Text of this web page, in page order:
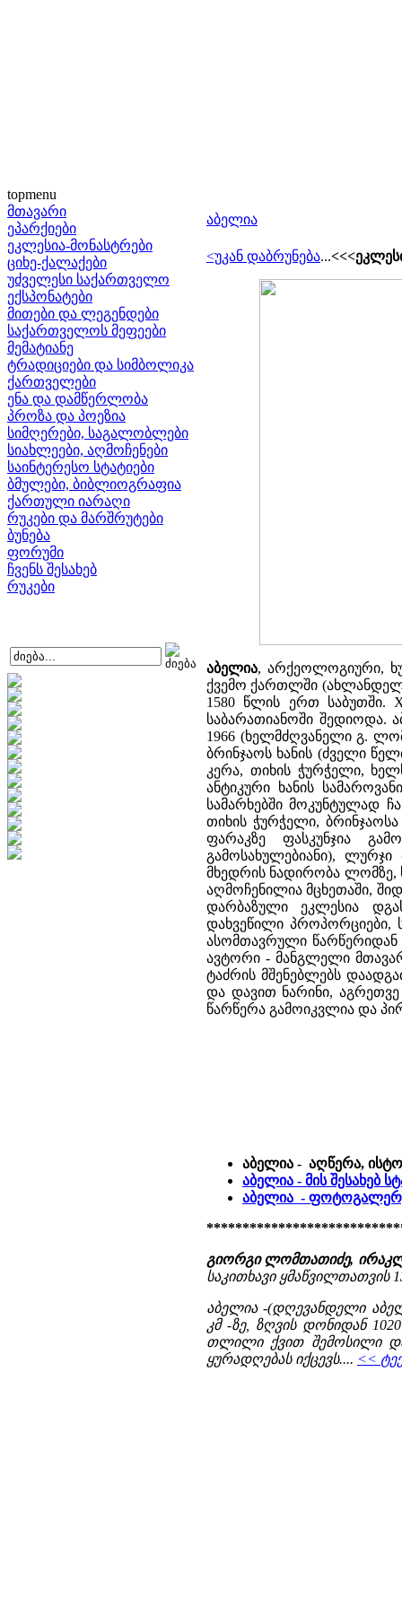
topmenu
მთავარი
ეპარქიები
ეკლესია-მონასტრები
ციხე-ქალაქები
უძველესი საქართველო
ექსპონატები
მითები და ლეგენდები
საქართველოს მეფეები
მემატიანე
ტრადიციები და სიმბოლიკა
ქართველები
ენა და დამწერლობა
პროზა და პოეზია
სიმღერები, საგალობლები
სიახლეები, აღმოჩენები
საინტერესო სტატიები
ბმულები, ბიბლიოგრაფია
ქართული იარაღი
რუკები და მარშრუტები
ბუნება
ფორუმი
ჩვენს შესახებ
რუკები
აბელია
<უკან დაბრუნება...
აბელია, არქეოლოგიური,
ქვემო ქართლში
1580 წლის ერთ საბუთში.
საბარათიანოში შედიოდა.
1966 (ხელმძღვანელი გ.
ბრინჯაოს ხანის (ძველი
კერა, თიხის ჭურჭელი,
ანტიკური ხანის
სამარხებში მოკუნტულად
თიხის ჭურჭელი,
ფარაკზე ფასკუნჯია
გამოსახულებიანი), ლურჯი
მხედრის ნადირობა ლომზე,
აღმოჩენილია მცხეთაში,
დარბაზული ეკლესია
დახვეწილი
ასომთავრული წარწერიდან
ავტორი - მანგლელი
ტაძრის მშენებლებს
და დავით ნარინი,
წარწერა გამოიკვლია და
აბელია - აღწერა,
აბელია - მის შესახებ
აბელია -
გიორგი ლომთათიძე,
საკითხავი ყმაწვილთათვის
აბელია -(დღევანდელი
კმ -ზე, ზღვის დონიდან
თლილი ქვით შემოსილი
ყურადღებას იქცევს.... <<